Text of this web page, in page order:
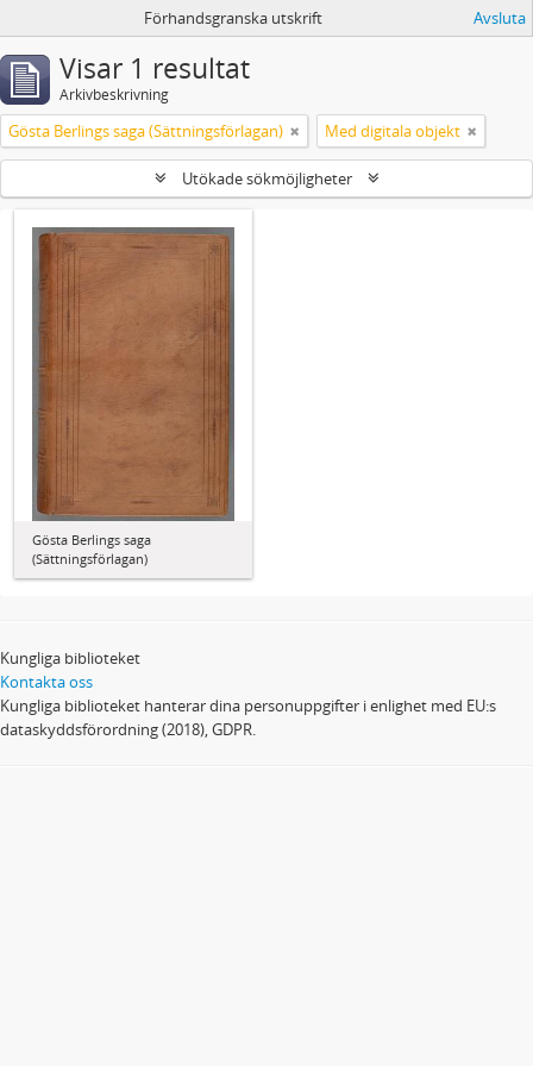
Förhandsgranska utskrift Avsluta
Visar 1 resultat
Arkivbeskrivning
Gösta Berlings saga (Sättningsförlagan) Med digitala objekt
Utökade sökmöjligheter
Gösta Berlings saga
(Sättningsförlagan)
Kungliga biblioteket
Kontakta oss
Kungliga biblioteket hanterar dina personuppgifter i enlighet med EU:s
dataskyddsförordning (2018), GDPR.